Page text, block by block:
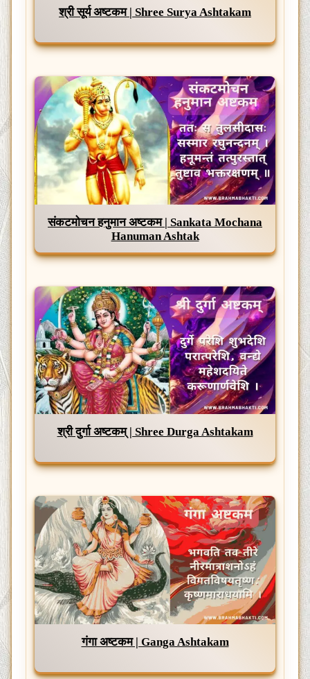
श्री सूर्य अष्टकम | Shree Surya Ashtakam
संकटमोचन हनुमान अष्टकम | Sankata Mochana
Hanuman Ashtak
श्री दुर्गा अष्टकम् | Shree Durga Ashtakam
गंगा अष्टकम | Ganga Ashtakam